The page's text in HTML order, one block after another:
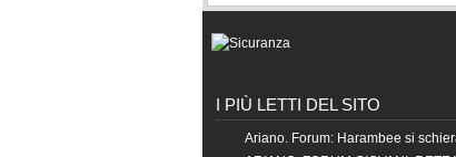
I PIÙ LETTI DEL SITO
Ariano. Forum: Harambee si